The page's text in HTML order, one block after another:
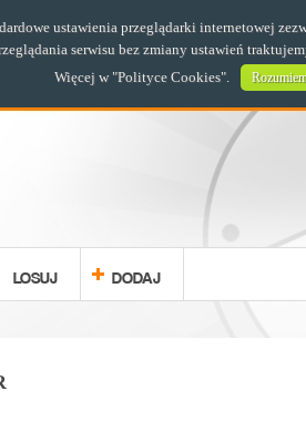
LOSUJ DODAJ
ustawienia przeglądarki internetowej
serwisu bez zmiany ustawień
Więcej w "Polityce Cookies".